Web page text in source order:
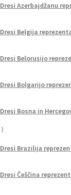
Dresi Azerbajdžanu
Dresi Belgija
Dresi Belorusijo
Dresi Bolgarijo
Dresi Bosna in
20
Dresi Brazilija
Dresi Češčina